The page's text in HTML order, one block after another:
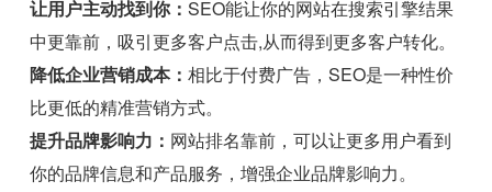
让用户主动找到你：SEO能让你的网站在搜索引擎结果
中更靠前，吸引更多客户点击,从而得到更多客户转化。
降低企业营销成本：相比于付费广告，SEO是一种性价
比更低的精准营销方式。
提升品牌影响力： 网站排名靠前，可以让更多用户看到
你的品牌信息和产品服务，增强企业品牌影响力。